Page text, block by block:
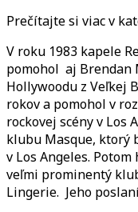
Prečítajte si viac v
V roku 1983 kapele
pomohol aj
Hollywoodu z Veľkej
rokov a pomohol v
rockovej scény v Los
klubu Masque, ktorý
v Los Angeles.
veľmi prominentý
Lingerie. Jeho